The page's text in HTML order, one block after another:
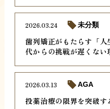
歯列矯正がもたらす「
代からの挑戦が遅くない
2026.03.24 未分類
投薬治療の限界を突破す
2026.03.13 AGA